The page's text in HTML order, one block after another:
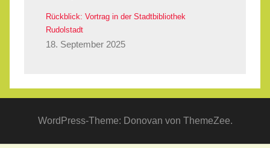
Rückblick: Vortrag in der Stadtbibliothek
Rudolstadt
18. September 2025
WordPress-Theme: Donovan von ThemeZee.